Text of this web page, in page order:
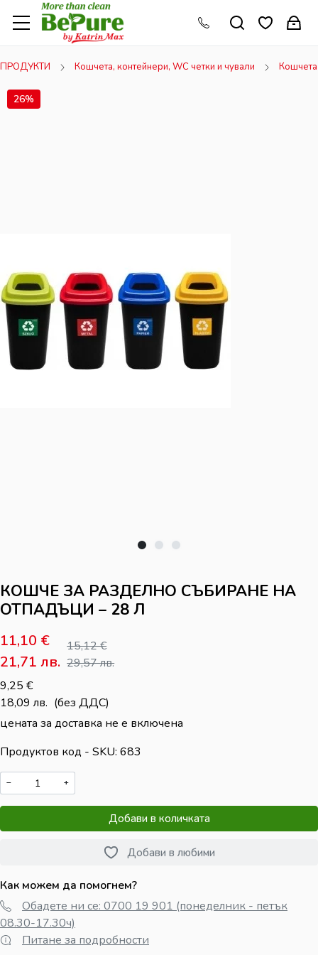
ПРОДУКТИ Кошчета, контейнери, WC четки и чували Кошчета
26%
КОШЧЕ ЗА РАЗДЕЛНО СЪБИРАНЕ НА
ОТПАДЪЦИ – 28 Л
11,10 €
21,71 лв.
15,12€
29,57лв.
9,25 €
18,09 лв. (без ДДС)
цената за доставка не е включена
Продуктов код - SKU 683
− +
Добави в количката
Добави в любими
Как можем да помогнем?
Обадете ни се: 0700 19 901 (понеделник - петък
08.30-17.30ч)
Питане за подробности